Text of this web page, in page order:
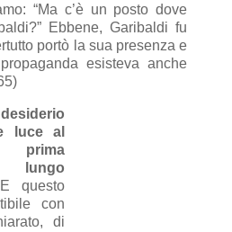
“Ma c’è un posto dove
Ebbene, Garibaldi fu
portò la sua presenza e
esisteva anche
luce al
prima
lungo
questo
con
di